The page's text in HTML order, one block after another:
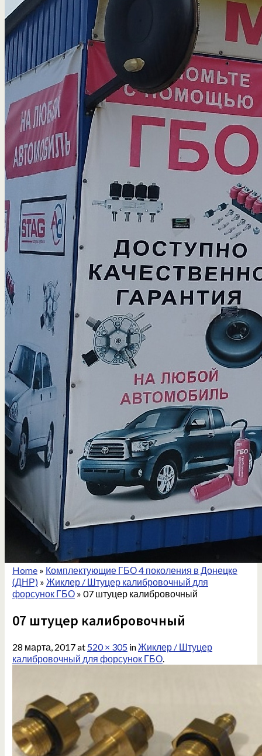
Home» Комплектующие ГБО 4 поколения в Донецке
(ДНР)» Жиклер / Штуцер калибровочный для
форсунок ГБО» 07 штуцер калибровочный
07 штуцер калибровочный
28 марта, 2017at 520 × 305inЖиклер / Штуцер
калибровочный для форсунок ГБО.